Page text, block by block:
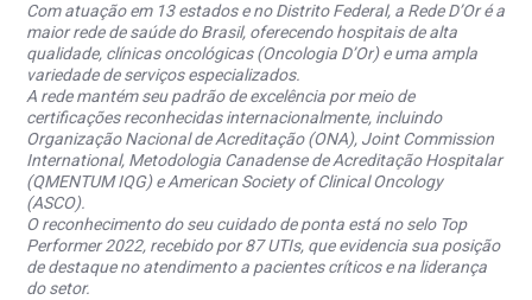
Com atuação em 13 estados e no Distrito Federal, a Rede D’Or é a
maior rede de saúde do Brasil, oferecendo hospitais de alta
qualidade, clínicas oncológicas (Oncologia D’Or) e uma ampla
variedade de serviços especializados.
A rede mantém seu padrão de excelência por meio de
certificações reconhecidas internacionalmente, incluindo
Organização Nacional de Acreditação (ONA), Joint Commission
International, Metodologia Canadense de Acreditação Hospitalar
(QMENTUM IQG) e American Society of Clinical Oncology
(ASCO).
O reconhecimento do seu cuidado de ponta está no selo Top
Performer 2022, recebido por 87 UTIs, que evidencia sua posição
de destaque no atendimento a pacientes críticos e na liderança
do setor.